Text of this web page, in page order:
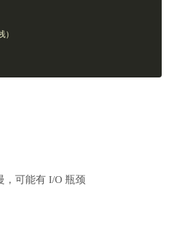
，可能有 I/O 瓶颈